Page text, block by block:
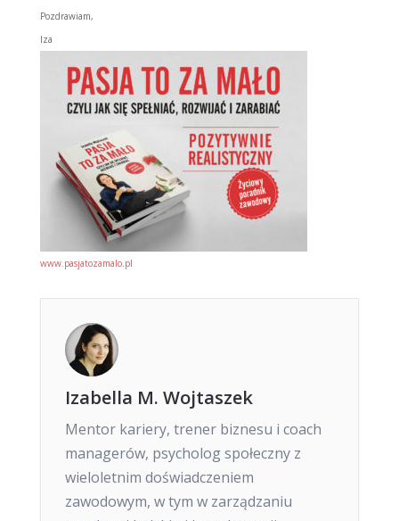
Pozdrawiam,
Iza
www.pasjatozamalo.pl
Izabella M. Wojtaszek
Mentor kariery, trener biznesu i coach
managerów, psycholog społeczny z
wieloletnim doświadczeniem
zawodowym, w tym w zarządzaniu